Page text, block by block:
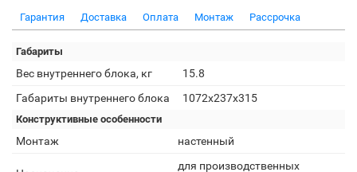
Гарантия Доставка Оплата Монтаж Рассрочка
Габариты
Вес внутреннего блока, кг
15.8
Габариты внутреннего блока
1072x237x315
Конструктивные особенности
Монтаж настенный
для производственных